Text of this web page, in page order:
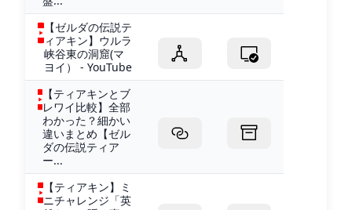
【ゼルダの伝説テ
ィアキン】ウルラ
峡谷東の洞窟(マ
ヨイ） - YouTube
【ティアキンとブ
レワイ比較】全部
わかった？細かい
違いまとめ【ゼル
ダの伝説ティア
ー...
【ティアキン】ミ
ニチャレンジ「英